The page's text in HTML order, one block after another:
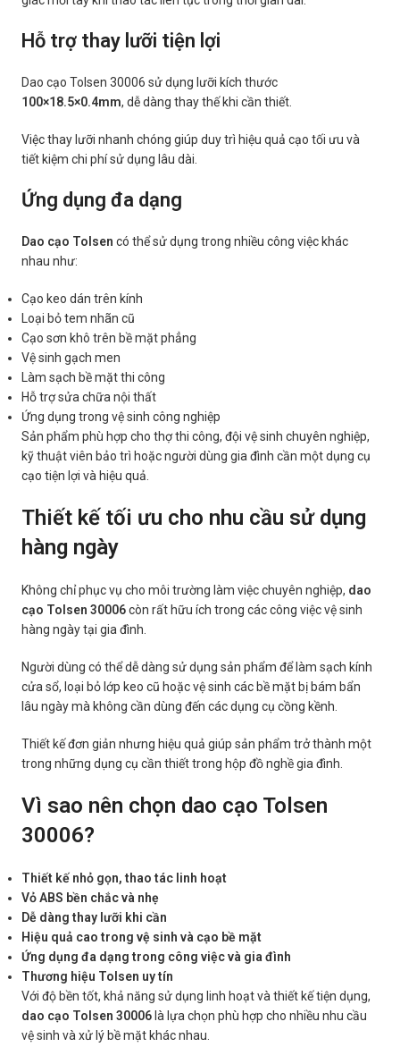
Hỗ trợ thay lưỡi tiện lợi
Dao cạo Tolsen 30006 sử dụng lưỡi kích thước
100×18.5×0.4mm, dễ dàng thay thế khi cần thiết.
Việc thay lưỡi nhanh chóng giúp duy trì hiệu quả cạo tối ưu và
tiết kiệm chi phí sử dụng lâu dài.
Ứng dụng đa dạng
Dao cạo Tolsen có thể sử dụng trong nhiều công việc khác
nhau như:
Cạo keo dán trên kính
Loại bỏ tem nhãn cũ
Cạo sơn khô trên bề mặt phẳng
Vệ sinh gạch men
Làm sạch bề mặt thi công
Hỗ trợ sửa chữa nội thất
Ứng dụng trong vệ sinh công nghiệp
Sản phẩm phù hợp cho thợ thi công, đội vệ sinh chuyên nghiệp,
kỹ thuật viên bảo trì hoặc người dùng gia đình cần một dụng cụ
cạo tiện lợi và hiệu quả.
Thiết kế tối ưu cho nhu cầu sử dụng
hàng ngày
Không chỉ phục vụ cho môi trường làm việc chuyên nghiệp, dao
cạo Tolsen 30006còn rất hữu ích trong các công việc vệ sinh
hàng ngày tại gia đình.
Người dùng có thể dễ dàng sử dụng sản phẩm để làm sạch kính
cửa sổ, loại bỏ lớp keo cũ hoặc vệ sinh các bề mặt bị bám bẩn
lâu ngày mà không cần dùng đến các dụng cụ cồng kềnh.
Thiết kế đơn giản nhưng hiệu quả giúp sản phẩm trở thành một
trong những dụng cụ cần thiết trong hộp đồ nghề gia đình.
Vì sao nên chọn dao cạo Tolsen
30006?
Thiết kế nhỏ gọn, thao tác linh hoạt
Vỏ ABS bền chắc và nhẹ
Dễ dàng thay lưỡi khi cần
Hiệu quả cao trong vệ sinh và cạo bề mặt
Ứng dụng đa dạng trong công việc và gia đình
Thương hiệu Tolsen uy tín
Với độ bền tốt, khả năng sử dụng linh hoạt và thiết kế tiện dụng,
dao cạo Tolsen 30006 là lựa chọn phù hợp cho nhiều nhu cầu
vệ sinh và xử lý bề mặt khác nhau.